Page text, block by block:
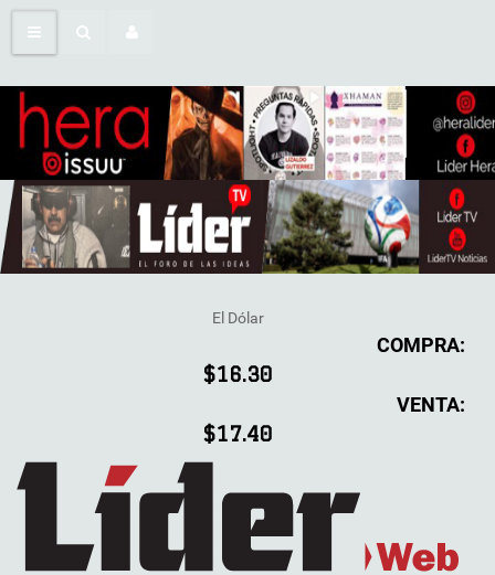
El Dólar
COMPRA:
$16.30
VENTA:
$17.40